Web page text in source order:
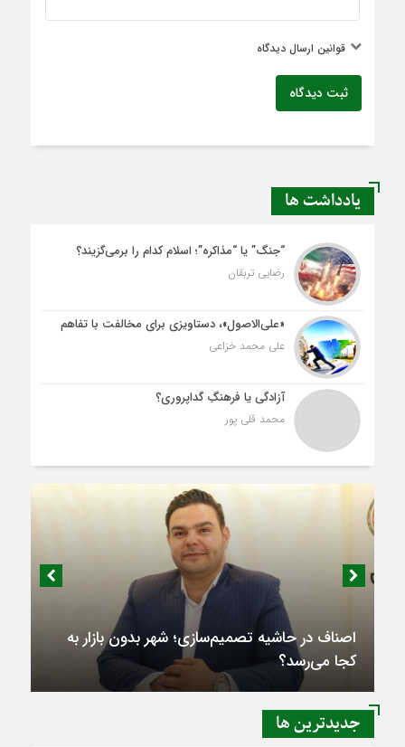
قوانین ارسال دیدگاه
ثبت دیدگاه
یادداشت ها
“جنگ” یا “مذاکره”؛ اسلام کدام را برمی‌گزیند؟
رضایی تربقان
«علی‌الاصول»، دستاویزی برای مخالفت با تفاهم
علی محمد خزاعی
آزادگی یا فرهنگِ گداپروری؟
محمد قلی پور
اصناف در حاشیه تصمیم‌سازی؛ شهر بدون بازار به
کجا می‌رسد؟
جديدترين ها